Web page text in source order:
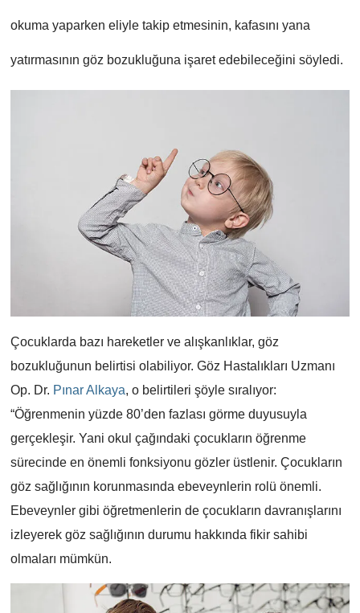
okuma yaparken eliyle takip etmesinin, kafasını yana
yatırmasının göz bozukluğuna işaret edebileceğini söyledi.
Çocuklarda bazı hareketler ve alışkanlıklar, göz
bozukluğunun belirtisi olabiliyor. Göz Hastalıkları Uzmanı
Op. Dr. Pınar Alkaya, o belirtileri şöyle sıralıyor:
“Öğrenmenin yüzde 80’den fazlası görme duyusuyla
gerçekleşir. Yani okul çağındaki çocukların öğrenme
sürecinde en önemli fonksiyonu gözler üstlenir. Çocukların
göz sağlığının korunmasında ebeveynlerin rolü önemli.
Ebeveynler gibi öğretmenlerin de çocukların davranışlarını
izleyerek göz sağlığının durumu hakkında fikir sahibi
olmaları mümkün.